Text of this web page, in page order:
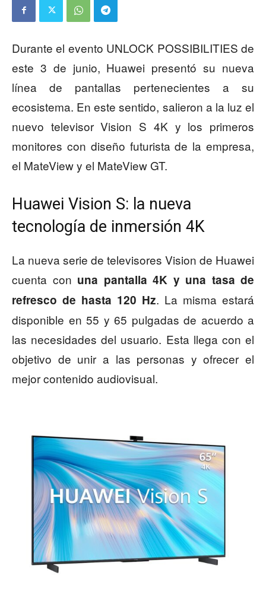
Durante el evento UNLOCK POSSIBILITIES de
este 3 de junio, Huawei presentó su nueva
línea de pantallas pertenecientes a su
ecosistema. En este sentido, salieron a la luz el
nuevo televisor Vision S 4K y los primeros
monitores con diseño futurista de la empresa,
el MateView y el MateView GT.
Huawei Vision S: la nueva
tecnología de inmersión 4K
La nueva serie de televisores Vision de Huawei
cuenta con una pantalla 4K y una tasa de
refresco de hasta 120 Hz. La misma estará
disponible en 55 y 65 pulgadas de acuerdo a
las necesidades del usuario. Esta llega con el
objetivo de unir a las personas y ofrecer el
mejor contenido audiovisual.